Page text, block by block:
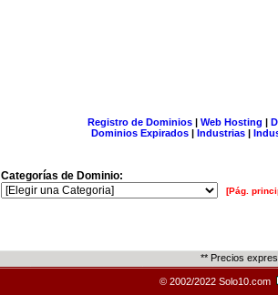
Registro de Dominios| Web Hosting |
Dominios Expirados | Industrias |
Categorías de Dominio:
[Pág.
** Precios
© 2002/2022 Solo10.com